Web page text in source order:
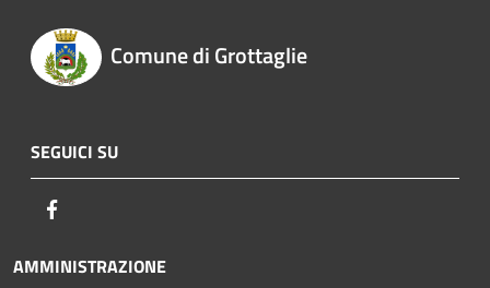
Comune di Grottaglie
SEGUICI SU
AMMINISTRAZIONE